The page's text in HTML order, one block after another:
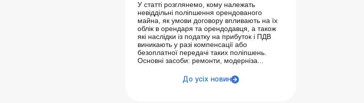
У статті розглянемо, кому належать
невіддільні поліпшення орендованого
майна, як умови договору впливають на їх
облік в орендаря та орендодавця, а також
які наслідки із податку на прибуток і ПДВ
виникають у разі компенсації або
безоплатної передачі таких поліпшень.
Основні засоби: ремонти, модерніза...
До усіх новин